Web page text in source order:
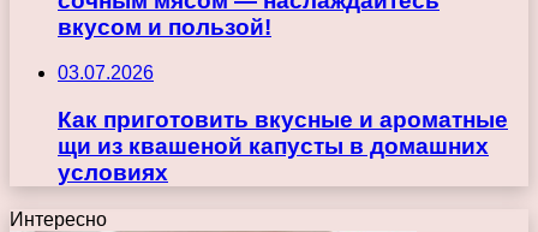
вкусом и пользой!
03.07.2026
Как приготовить вкусные и ароматные
щи из квашеной капусты в домашних
условиях
Интересно